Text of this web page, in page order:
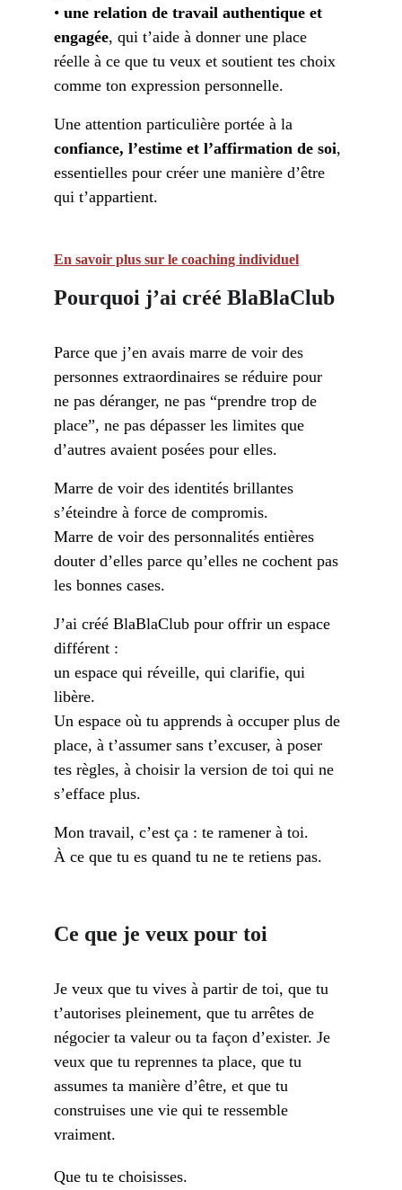
• une relation de travail authentique et
engagée, qui t’aide à donner une place
réelle à ce que tu veux et soutient tes choix
comme ton expression personnelle.
Une attention particulière portée à la
confiance, l’estime et l’affirmation de soi,
essentielles pour créer une manière d’être
qui t’appartient.
En savoir plus sur le coaching individuel
Pourquoi j’ai créé BlaBlaClub
Parce que j’en avais marre de voir des
personnes extraordinaires se réduire pour
ne pas déranger, ne pas “prendre trop de
place”, ne pas dépasser les limites que
d’autres avaient posées pour elles.
Marre de voir des identités brillantes
s’éteindre à force de compromis.
Marre de voir des personnalités entières
douter d’elles parce qu’elles ne cochent pas
les bonnes cases.
J’ai créé BlaBlaClub pour offrir un espace
différent :
un espace qui réveille, qui clarifie, qui
libère.
Un espace où tu apprends à occuper plus de
place, à t’assumer sans t’excuser, à poser
tes règles, à choisir la version de toi qui ne
s’efface plus.
Mon travail, c’est ça : te ramener à toi.
À ce que tu es quand tu ne te retiens pas.
Ce que je veux pour toi
Je veux que tu vives à partir de toi, que tu
t’autorises pleinement, que tu arrêtes de
négocier ta valeur ou ta façon d’exister. Je
veux que tu reprennes ta place, que tu
assumes ta manière d’être, et que tu
construises une vie qui te ressemble
vraiment.
Que tu te choisisses.